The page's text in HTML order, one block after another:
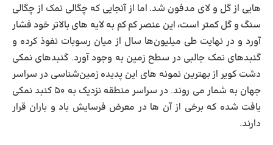
هایی از گل ‌و لای مدفون شد. اما ‏از آنجایی‌ که چگالی نمک از چگالی
سنگ و گل‌ کمتر است، این عنصر کم کم به لایه‌ های بالاتر خود ‏فشار
آورد و در نهایت طی میلیون‌ها سال از میان رسوبات نفوذ کرده و
گنبدهای نمک جالبی در سطح زمین ‏به وجود آورد. گنبدهای نمکی
دشت کویر از بهترین نمونه ‌های این پدیده زمین‌شناسی در سراسر
جهان به ‏شمار می‌ روند.‏ در سراسر منطقه نزدیک به ۵۰ کنبد نمکی
یافت شده که برخی از آن ها در معرض فرسایش باد و باران قرار
دارند.